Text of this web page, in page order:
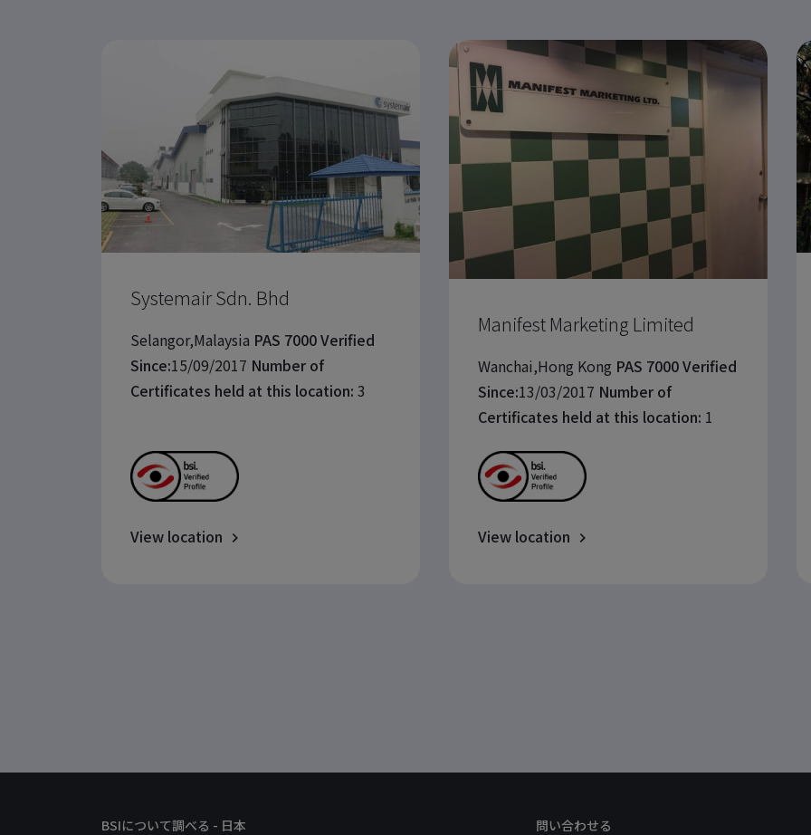
Systemair Sdn. Bhd
Selangor,Malaysia PAS 7000 Verified
Since:15/09/2017 Number of
Certificates held at this location: 3
View location
Manifest Marketing Limited
Wanchai,Hong Kong PAS 7000 Verified
Since:13/03/2017 Number of
Certificates held at this location: 1
View location
BSIについて調べる - 日本 問い合わせる